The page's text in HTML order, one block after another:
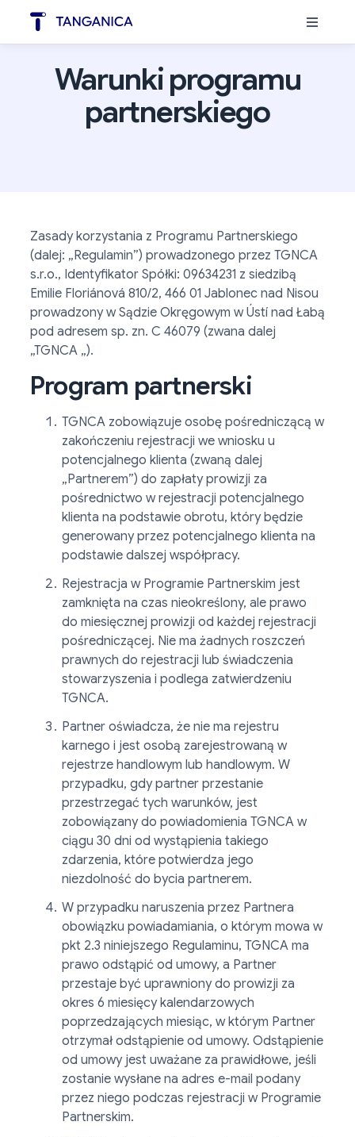
Warunki programu
partnerskiego
Zasady korzystania z Programu Partnerskiego
(dalej: „Regulamin”) prowadzonego przez TGNCA
s.r.o., Identyfikator Spółki: 09634231 z siedzibą
Emilie Floriánová 810/2, 466 01 Jablonec nad Nisou
prowadzony w Sądzie Okręgowym w Ústí nad Łabą
pod adresem sp. zn. C 46079 (zwana dalej
„TGNCA „).
Program partnerski
TGNCA zobowiązuje osobę pośredniczącą w
zakończeniu rejestracji we wniosku u
potencjalnego klienta (zwaną dalej
„Partnerem”) do zapłaty prowizji za
pośrednictwo w rejestracji potencjalnego
klienta na podstawie obrotu, który będzie
generowany przez potencjalnego klienta na
podstawie dalszej współpracy.
Rejestracja w Programie Partnerskim jest
zamknięta na czas nieokreślony, ale prawo
do miesięcznej prowizji od każdej rejestracji
pośredniczącej. Nie ma żadnych roszczeń
prawnych do rejestracji lub świadczenia
stowarzyszenia i podlega zatwierdzeniu
TGNCA.
Partner oświadcza, że nie ma rejestru
karnego i jest osobą zarejestrowaną w
rejestrze handlowym lub handlowym. W
przypadku, gdy partner przestanie
przestrzegać tych warunków, jest
zobowiązany do powiadomienia TGNCA w
ciągu 30 dni od wystąpienia takiego
zdarzenia, które potwierdza jego
niezdolność do bycia partnerem.
W przypadku naruszenia przez Partnera
obowiązku powiadamiania, o którym mowa w
pkt 2.3 niniejszego Regulaminu, TGNCA ma
prawo odstąpić od umowy, a Partner
przestaje być uprawniony do prowizji za
okres 6 miesięcy kalendarzowych
poprzedzających miesiąc, w którym Partner
otrzymał odstąpienie od umowy. Odstąpienie
od umowy jest uważane za prawidłowe, jeśli
zostanie wysłane na adres e-mail podany
przez niego podczas rejestracji w Programie
Partnerskim.